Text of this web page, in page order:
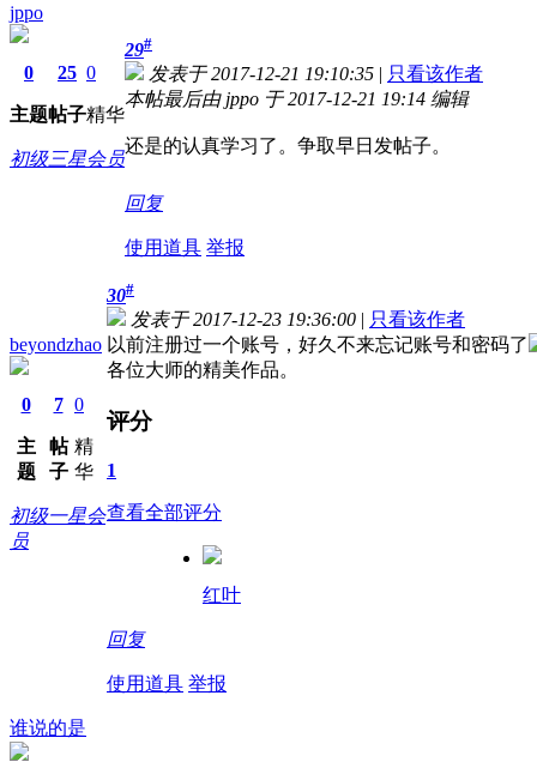
jppo
0
主题
25
帖子
0
精华
初级三星会员
29#
发表于 2017-12-21 19:10:35 | 只看该作者
本帖最后由 jppo 于 2017-12-21 19:14 编辑
还是的认真学习了。争取早日发帖子。
回复
使用道具 举报
beyondzhao
0
主
题
7
帖
子
0
精
华
初级一星会
员
30#
发表于 2017-12-23 19:36:00 | 只看该作者
以前注册过一个账号，好久不来忘记账号和密码了
各位大师的精美作品。
评分
1
查看全部评分
红叶
回复
使用道具 举报
谁说的是